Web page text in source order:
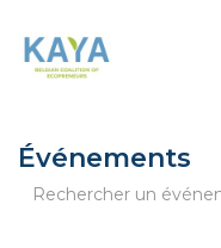
Événements